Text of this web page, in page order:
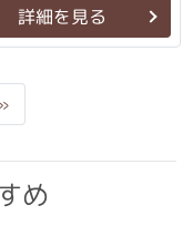
詳細を見る
め